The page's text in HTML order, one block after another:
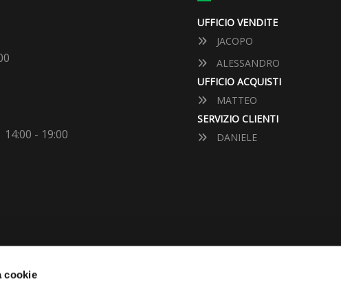
cookie
- 19:00
UFFICIO VENDITE
JACOPO
ALESSANDRO
UFFICIO ACQUISTI
MATTEO
SERVIZIO CLIENTI
DANIELE